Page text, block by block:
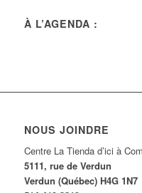
À L’AGENDA :
NOUS JOINDRE
Centre La Tienda d’ici à
5111, rue de Verdun
Verdun (Québec) H4G 1N7